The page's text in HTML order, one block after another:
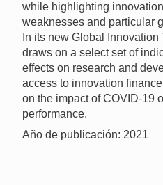
while highlighting
weaknesses and particular
In its new Global
draws on a select set of
effects on research and
access to innovation
on the impact of COVID-19
performance.
Año de publicación: 2021